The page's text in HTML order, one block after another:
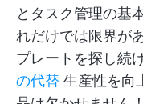
とタスク管理の基
れだけでは限界が
プレートを探し続
の代替 生産性を向